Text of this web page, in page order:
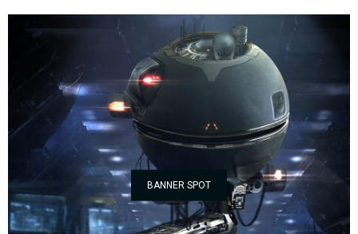
BANNER SPOT